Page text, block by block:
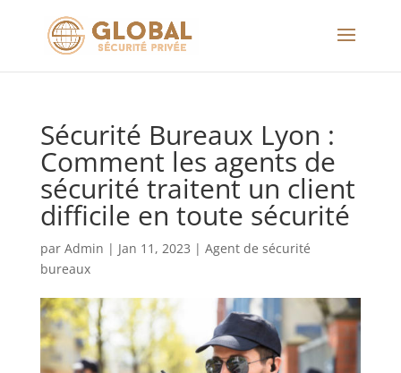
Sécurité Bureaux Lyon :
Comment les agents de
sécurité traitent un client
difficile en toute sécurité
par Admin | Jan 11, 2023 | Agent de sécurité
bureaux